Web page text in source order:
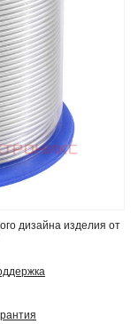
дизайна изделия от